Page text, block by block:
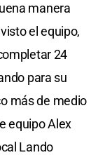
manera
el equipo,
24
para su
más de medio
equipo Alex
Lando